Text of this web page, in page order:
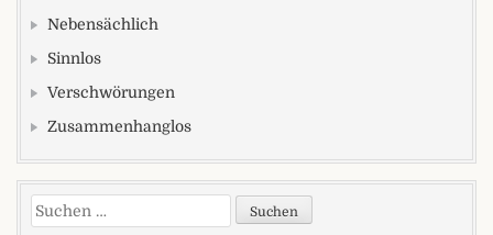
Nebensächlich
Sinnlos
Verschwörungen
Zusammenhanglos
Suchen nach: